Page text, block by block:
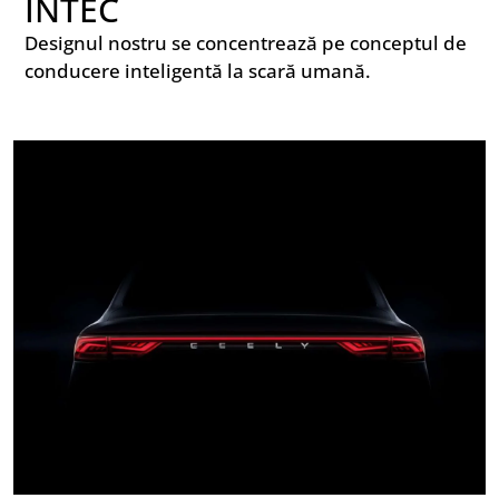
INTEC
Designul nostru se concentrează pe conceptul de
conducere inteligentă la scară umană.